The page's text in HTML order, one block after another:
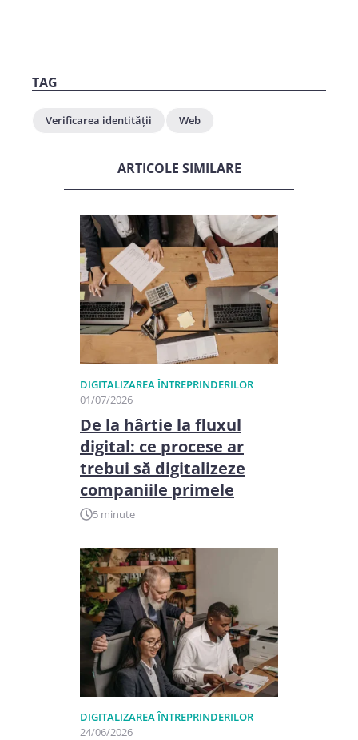
TAG
Verificarea identității Web
ARTICOLE SIMILARE
DIGITALIZAREA ÎNTREPRINDERILOR
01/07/2026
De la hârtie la fluxul
digital: ce procese ar
trebui să digitalizeze
companiile primele
5 minute
DIGITALIZAREA ÎNTREPRINDERILOR
24/06/2026